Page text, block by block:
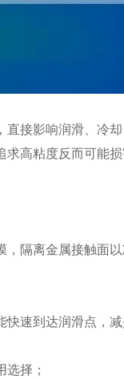
接影响润滑、冷
高粘度反而可能损
隔离金属接触面
速到达润滑点，减
择；